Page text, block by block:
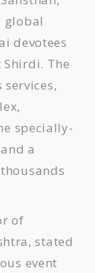
global
devotees
The
specially-
a
of
stated
event